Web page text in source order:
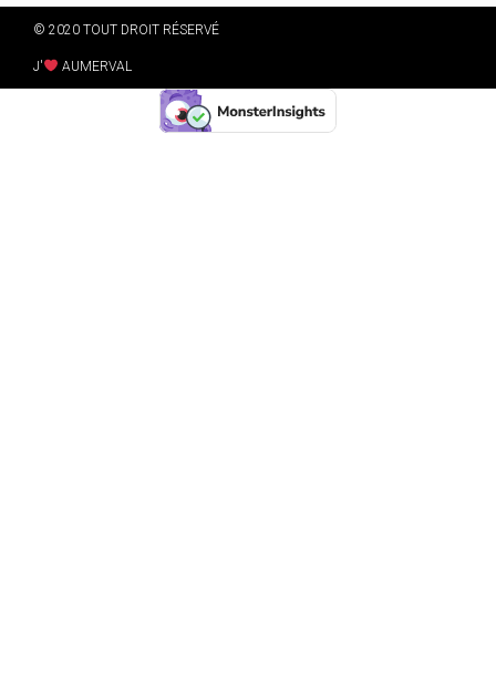
© 2020 TOUT DROIT RÉSERVÉ
J' AUMERVAL